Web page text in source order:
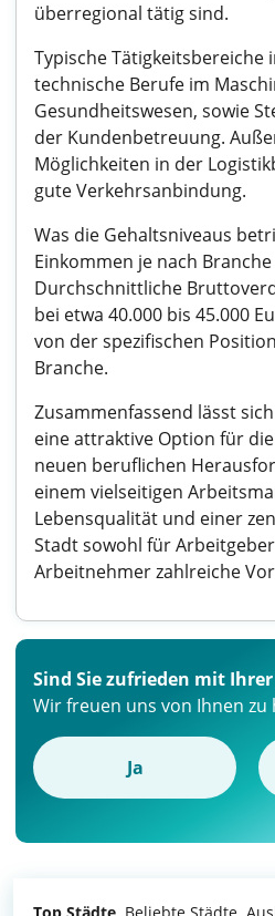
überregional tätig sind.
Typische Tätigkeitsbereiche
technische Berufe im
Gesundheitswesen, sowie
der Kundenbetreuung.
Möglichkeiten in der
gute Verkehrsanbindung.
Was die Gehaltsniveaus
Einkommen je nach
Durchschnittliche
bei etwa 40.000 bis 45.000
von der spezifischen
Branche.
Zusammenfassend lässt
eine attraktive Option für
neuen beruflichen
einem vielseitigen
Lebensqualität und einer
Stadt sowohl für
Arbeitnehmer zahlreiche
Sind Sie zufrieden mit Ihrer
Wir freuen uns von Ihnen zu
Ja